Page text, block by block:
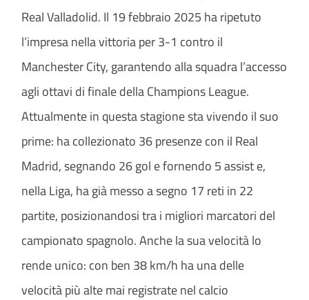
Real Valladolid. Il 19 febbraio 2025 ha ripetuto
l’impresa nella vittoria per 3-1 contro il
Manchester City, garantendo alla squadra l’accesso
agli ottavi di finale della Champions League.
Attualmente in questa stagione sta vivendo il suo
prime: ha collezionato 36 presenze con il Real
Madrid, segnando 26 gol e fornendo 5 assist e,
nella Liga, ha già messo a segno 17 reti in 22
partite, posizionandosi tra i migliori marcatori del
campionato spagnolo. Anche la sua velocità lo
rende unico: con ben 38 km/h ha una delle
velocità più alte mai registrate nel calcio